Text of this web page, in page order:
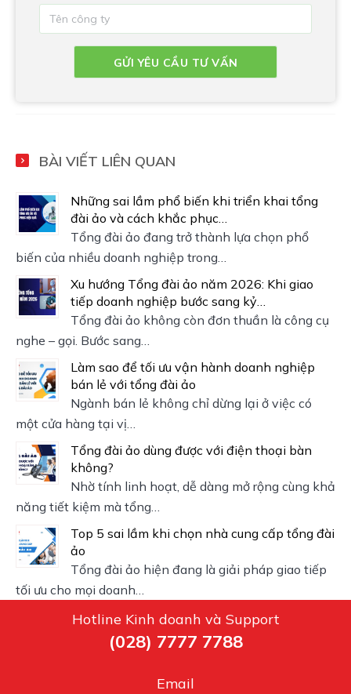
BÀI VIẾT LIÊN QUAN
Những sai lầm phổ biến khi triển khai tổng
đài ảo và cách khắc phục…
Tổng đài ảo đang trở thành lựa chọn phổ
biến của nhiều doanh nghiệp trong…
Xu hướng Tổng đài ảo năm 2026: Khi giao
tiếp doanh nghiệp bước sang kỷ…
Tổng đài ảo không còn đơn thuần là công cụ
nghe – gọi. Bước sang…
Làm sao để tối ưu vận hành doanh nghiệp
bán lẻ với tổng đài ảo
Ngành bán lẻ không chỉ dừng lại ở việc có
một cửa hàng tại vị…
Tổng đài ảo dùng được với điện thoại bàn
không?
Nhờ tính linh hoạt, dễ dàng mở rộng cùng khả
năng tiết kiệm mà tổng…
Top 5 sai lầm khi chọn nhà cung cấp tổng đài
ảo
Tổng đài ảo hiện đang là giải pháp giao tiếp
tối ưu cho mọi doanh…
Hotline Kinh doanh và Support
(028) 7777 7788
Email